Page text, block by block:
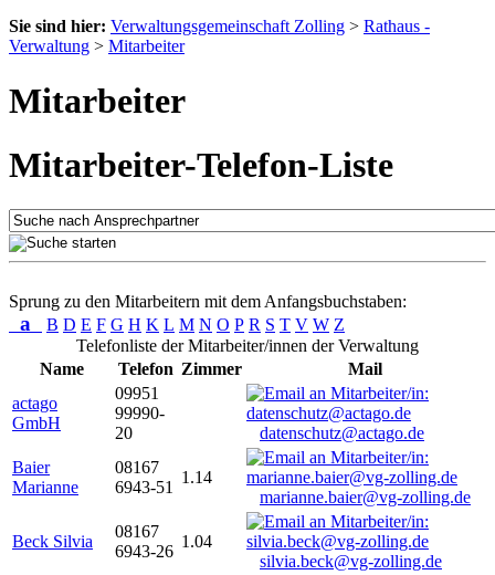
Sie sind hier: Verwaltungsgemeinschaft Zolling > Rathaus -
Verwaltung > Mitarbeiter
Mitarbeiter
Mitarbeiter-Telefon-Liste
Sprung zu den Mitarbeitern mit dem Anfangsbuchstaben:
a B D E F G H K L M N O P R S T V W Z
Telefonliste der Mitarbeiter/innen der Verwaltung
Name
Telefon Zimmer
Mail
actago
GmbH
09951
99990-
20
datenschutz@actago.de
Baier
Marianne
08167
6943-51
1.14
marianne.baier@vg-zolling.de
Beck Silvia
08167
6943-26
1.04
silvia.beck@vg-zolling.de